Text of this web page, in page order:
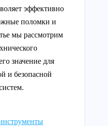
эффективно
поломки и
мы рассмотрим
значение для
и безопасной